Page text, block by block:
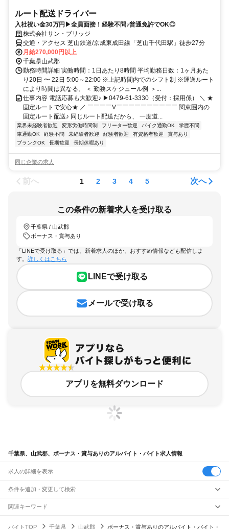
ルート配送ドライバー
入社祝い金30万円▶全員面接！経験不問♪普通免許でOK◎
株式会社サン・ブリッジ
交通・アクセス 芝山鉄道/京成東成田線「芝山千代田駅」徒歩27分
月給270,000円以上
千葉県山武郡
勤務時間詳細 実働時間：1日あたり8時間 平均勤務日数：1ヶ月あた
り20日 〜 22日 5:00～22:00 ※上記時間内でのシフト制 ※運送ルート
により時間は異なる。 ＜ 勤務スケジュール例 ＞...
仕事内容 電話応募も大歓迎♪ ▶0479-61-3330（受付：採用係） ＼ ★
固定ルートで安心★ ／ ￣￣￣￣V￣￣￣￣￣￣￣￣￣￣ 関東圏内の
固定ルート配送♪ 同じルート配送だから、 一度道...
業界未経験者歓迎 変形労働時間制 フリーター歓迎 バイク通勤OK
学歴不問
車通勤OK
経験不問 未経験者歓迎 経験者歓迎 有資格者歓迎
賞与あり
ブランクOK
長期歓迎 長期休暇あり
同じ企業の求人
前へ 1 2 3 4 5 次へ
この条件の新着求人を受け取る
千葉県 / 山武郡
ボーナス・賞与あり
「LINEで受け取る」では、新着求人のほか、おすすめ情報なども配信しま
す。 詳しくはこちら
LINEで受け取る
メールで受け取る
アプリを無料ダウンロード
千葉県、山武郡、ボーナス・賞与ありのアルバイト・バイト求人情報
求人の詳細を表示
条件を追加・変更して検索
市区町村を追加・変更
駅を追加・変更
関連キーワード
千葉県 ボーナス・賞与あり 工場パート山形県 酒田市 賞与 ボーナス有
バイトTOP 千葉県 山武郡 ボーナス・賞与ありのアルバイト・バイト・